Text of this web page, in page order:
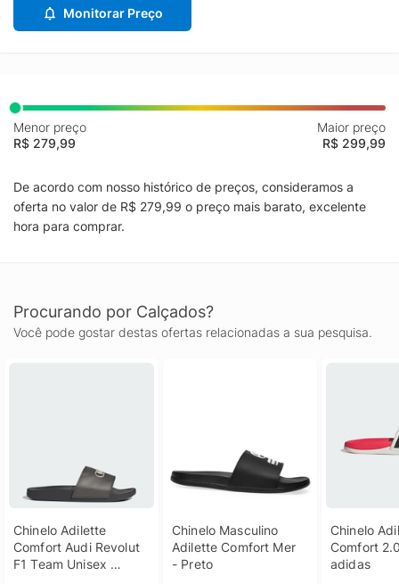
Monitorar Preço
Menor preço
R$ 279,99
Maior preço
R$ 299,99
De acordo com nosso histórico de preços, consideramos a
oferta no valor de R$ 279,99 o preço mais barato, excelente
hora para comprar.
Procurando por Calçados?
Você pode gostar destas ofertas relacionadas a sua pesquisa.
Chinelo Adilette
Comfort Audi Revolut
F1 Team Unisex
Chinelo Masculino
Adilette Comfort Mer
- Preto
Chinelo
Comfort
adidas